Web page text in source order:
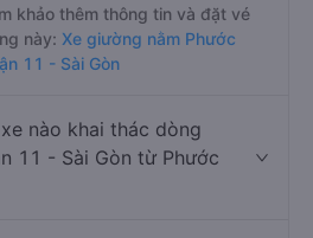
khảo thêm thông tin và đặt vé
này: Xe giường nằm Phước
11 - Sài Gòn
nào khai thác dòng
11 - Sài Gòn từ Phước